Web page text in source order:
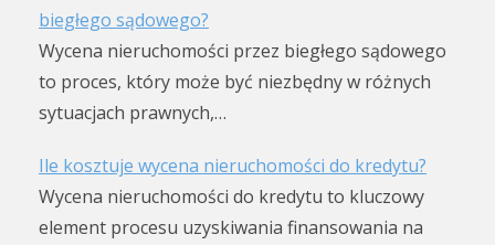
biegłego sądowego?
Wycena nieruchomości przez biegłego sądowego
to proces, który może być niezbędny w różnych
sytuacjach prawnych,…
Ile kosztuje wycena nieruchomości do kredytu?
Wycena nieruchomości do kredytu to kluczowy
element procesu uzyskiwania finansowania na